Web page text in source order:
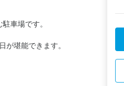
車場です。
が堪能できます。